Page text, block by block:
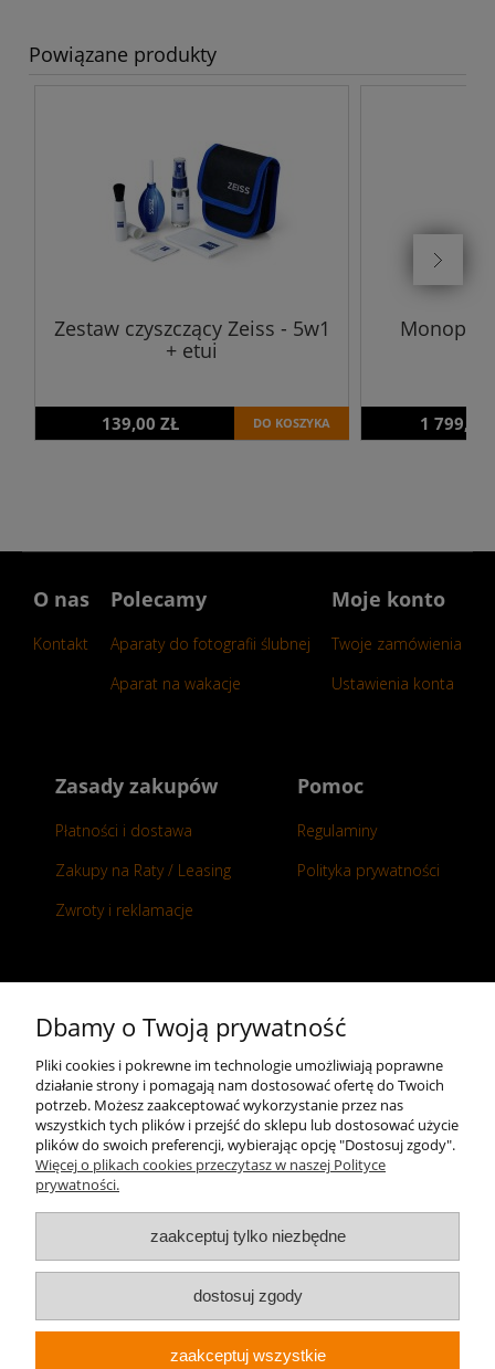
Powiązane produkty
Zestaw czyszczący Zeiss - 5w1
+ etui
139,00 ZŁ DO KOSZYKA
Monopod
1 799,00
O nas
Kontakt
Polecamy
Aparaty do fotografii ślubnej
Aparat na wakacje
Moje konto
Twoje zamówienia
Ustawienia konta
Zasady zakupów
Płatności i dostawa
Zakupy na Raty / Leasing
Zwroty i reklamacje
Pomoc
Regulaminy
Polityka prywatności
+48 696 50 70 20
sklep@notopstryk.pl
Dbamy o Twoją prywatność
Pliki cookies i pokrewne im technologie umożliwiają poprawne
działanie strony i pomagają nam dostosować ofertę do Twoich
potrzeb. Możesz zaakceptować wykorzystanie przez nas
wszystkich tych plików i przejść do sklepu lub dostosować użycie
plików do swoich preferencji, wybierając opcję "Dostosuj zgody".
Więcej o plikach cookies przeczytasz w naszej Polityce
prywatności.
zaakceptuj tylko niezbędne
dostosuj zgody
zaakceptuj wszystkie